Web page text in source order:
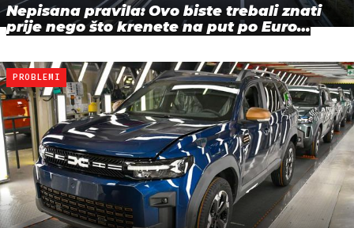
Nepisana pravila: Ovo biste trebali znati
prije nego što krenete na put po Euro…
PROBLEMI